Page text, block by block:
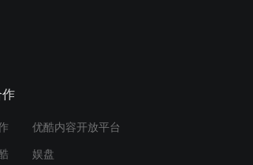
作
优酷内容开放平台
娱盘